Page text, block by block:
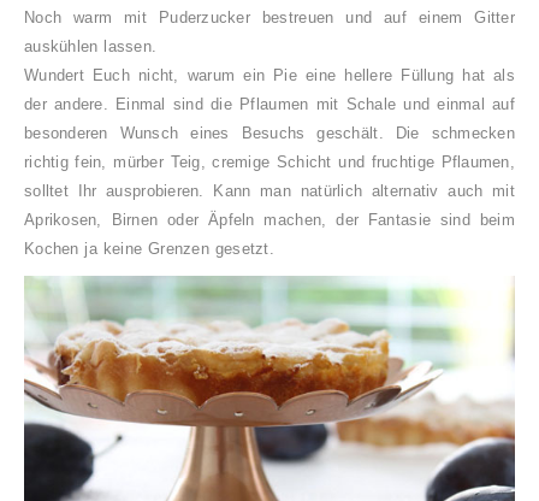
Noch warm mit Puderzucker bestreuen und auf einem Gitter
auskühlen lassen.
Wundert Euch nicht, warum ein Pie eine hellere Füllung hat als
der andere. Einmal sind die Pflaumen mit Schale und einmal auf
besonderen Wunsch eines Besuchs geschält. Die schmecken
richtig fein, mürber Teig, cremige Schicht und fruchtige Pflaumen,
solltet Ihr ausprobieren. Kann man natürlich alternativ auch mit
Aprikosen, Birnen oder Äpfeln machen, der Fantasie sind beim
Kochen ja keine Grenzen gesetzt.